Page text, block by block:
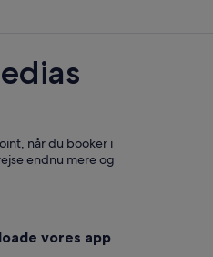
når du booker i
endnu mere og
vores app